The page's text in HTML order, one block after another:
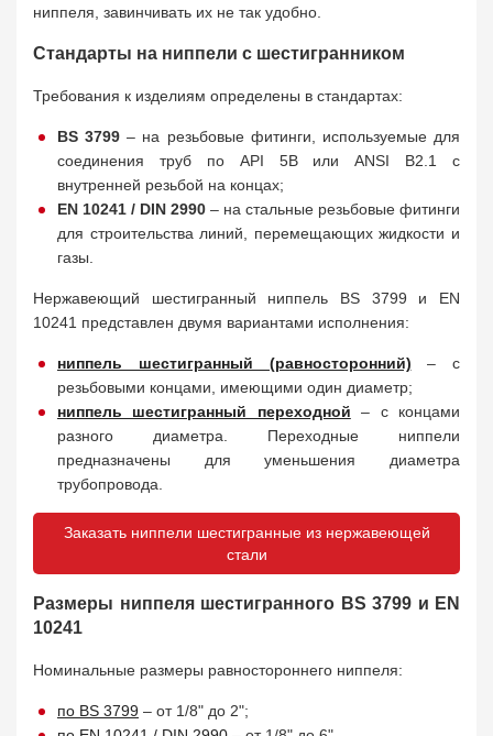
ниппеля, завинчивать их не так удобно.
Стандарты на ниппели с шестигранником
Требования к изделиям определены в стандартах:
BS 3799 – на резьбовые фитинги, используемые для
соединения труб по API 5B или ANSI B2.1 с
внутренней резьбой на концах;
EN 10241 / DIN 2990 – на стальные резьбовые фитинги
для строительства линий, перемещающих жидкости и
газы.
Нержавеющий шестигранный ниппель BS 3799 и EN
10241 представлен двумя вариантами исполнения:
ниппель шестигранный (равносторонний) – с
резьбовыми концами, имеющими один диаметр;
ниппель шестигранный переходной – с концами
разного диаметра. Переходные ниппели
предназначены для уменьшения диаметра
трубопровода.
Заказать ниппели шестигранные из нержавеющей
стали
Размеры ниппеля шестигранного BS 3799 и EN
10241
Номинальные размеры равностороннего ниппеля:
по BS 3799 – от 1/8" до 2";